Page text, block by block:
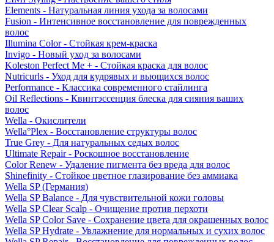
Elements - Натуральная линия ухода за волосами
Fusion - Интенсивное восстановление для поврежденных
волос
Illumina Color - Стойкая крем-краска
Invigo - Новый уход за волосами
Koleston Perfect Me + - Стойкая краска для волос
Nutricurls - Уход для кудрявых и вьющихся волос
Performance - Классика современного стайлинга
Oil Reflections - Квинтэссенция блеска для сияния ваших
волос
Wella - Окислители
Wella°Plex - Восстановление структуры волос
True Grey - Для натуральных седых волос
Ultimate Repair - Роскошное восстановление
Color Renew - Удаление пигмента без вреда для волос
Shinefinity - Стойкое цветное глазирование без аммиака
Wella SP (Германия)
Wella SP Balance - Для чувствительной кожи головы
Wella SP Clear Scalp - Очищение против перхоти
Wella SP Color Save - Сохранение цвета для окрашенных волос
Wella SP Hydrate - Увлажнение для нормальных и сухих волос